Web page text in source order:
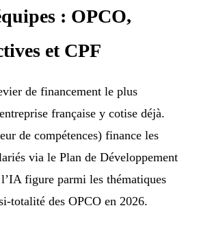
: OPCO,
et CPF
de financement le plus
française y cotise déjà.
de compétences) finance les
via le Plan de Développement
figure parmi les thématiques
totalité des OPCO en 2026.